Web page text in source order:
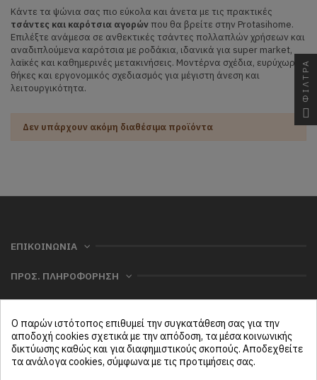
Κάντε τα ψώνια σας πιο εύκολα και άνετα με τις πρακτικές
τσάντες και καρότσια αγορώνπου θα βρείτε στην Protasihome.
Επιλέξτε ανάμεσα σε ανθεκτικές τσάντες πολλαπλών χρήσεων και
αναδιπλούμενα καρότσια με ροδάκια, ιδανικά για super market,
λαϊκές και καθημερινές μετακινήσεις. Μοντέρνα σχέδια, ευρύχωρες
θήκες και εργονομικός σχεδιασμός για μέγιστη άνεση και
λειτουργικότητα.
Δεν υπάρχουν ακόμη διαθέσιμα προϊόντα
ΕΠΙΚΟΙΝΩΝΙΑ
ΠΡΟΣ. ΠΛΗΡΟΦΟΡΗΣΗ
ΜΕΝΟΥ
Follow us
ΦΙΛΤΡΑ
Ο παρών ιστότοπος επιθυμεί την συγκατάθεση σας για την
αποδοχή cookies σχετικά με την απόδοση, τα μέσα κοινωνικής
δικτύωσης καθώς και για διαφημιστικούς σκοπούς. Αποδεχθείτε
τα ανάλογα cookies, σύμφωνα με τις προτιμήσεις σας.